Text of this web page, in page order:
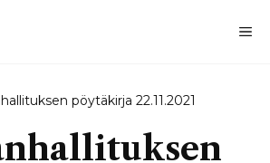
pöytäkirja 22.11.2021